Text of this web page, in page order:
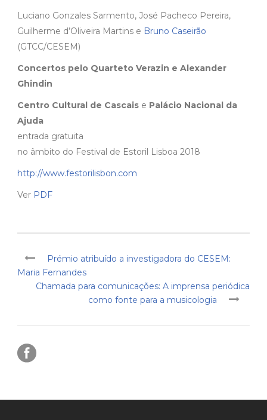
Luciano Gonzales Sarmento, José Pacheco Pereira,
Guilherme d’Oliveira Martins e Bruno Caseirão
(GTCC/CESEM)
Concertos pelo Quarteto Verazin e Alexander
Ghindin
Centro Cultural de Cascais e Palácio Nacional da
Ajuda
entrada gratuita
no âmbito do Festival de Estoril Lisboa 2018
http://www.festorilisbon.com
Ver PDF
Prémio atribuído a investigadora do CESEM:
Maria Fernandes
Chamada para comunicações: A imprensa periódica
como fonte para a musicologia